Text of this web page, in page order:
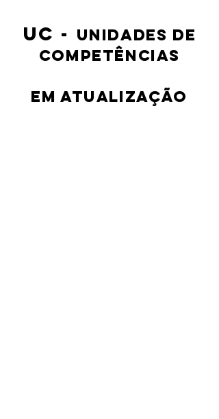
UC - Unidades de
competências
em atualização